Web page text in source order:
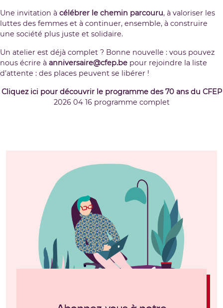
Une invitation à célébrer le chemin parcouru, à valoriser les
luttes des femmes et à continuer, ensemble, à construire
une société plus juste et solidaire.
Un atelier est déjà complet ? Bonne nouvelle : vous pouvez
nous écrire à anniversaire@cfep.be pour rejoindre la liste
d’attente : des places peuvent se libérer !
Cliquez ici pour découvrir le programme des 70 ans du CFEP
2026 04 16 programme complet